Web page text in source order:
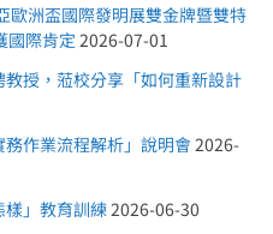
歐洲盃國際發明展雙金牌暨雙特
國際肯定 2026-07-01
教授，蒞校分享「如何重新設計
作業流程解析」說明會 2026-
」教育訓練 2026-06-30